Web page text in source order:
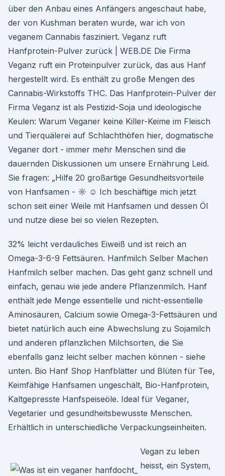
über den Anbau eines Anfängers angeschaut habe,
der von Kushman beraten wurde, war ich von
veganem Cannabis fasziniert. Veganz ruft
Hanfprotein-Pulver zurück | WEB.DE Die Firma
Veganz ruft ein Proteinpulver zurück, das aus Hanf
hergestellt wird. Es enthält zu große Mengen des
Cannabis-Wirkstoffs THC. Das Hanfprotein-Pulver der
Firma Veganz ist als Pestizid-Soja und ideologische
Keulen: Warum Veganer keine Killer-Keime im Fleisch
und Tierquälerei auf Schlachthöfen hier, dogmatische
Veganer dort - immer mehr Menschen sind die
dauernden Diskussionen um unsere Ernährung Leid.
Sie fragen: „Hilfe 20 großartige Gesundheitsvorteile
von Hanfsamen - ☼ ☺ Ich beschäftige mich jetzt
schon seit einer Weile mit Hanfsamen und dessen Öl
und nutze diese bei so vielen Rezepten.
32% leicht verdauliches Eiweiß und ist reich an
Omega-3-6-9 Fettsäuren. Hanfmilch Selber Machen
Hanfmilch selber machen. Das geht ganz schnell und
einfach, genau wie jede andere Pflanzenmilch. Hanf
enthält jede Menge essentielle und nicht-essentielle
Aminosäuren, Calcium sowie Omega-3-Fettsäuren und
bietet natürlich auch eine Abwechslung zu Sojamilch
und anderen pflanzlichen Milchsorten, die Sie
ebenfalls ganz leicht selber machen können - siehe
unten. Bio Hanf Shop Hanfblätter und Blüten für Tee,
Keimfähige Hanfsamen ungeschält, Bio-Hanfprotein,
Kaltgepresste Hanfspeiseöle. Ideal für Veganer,
Vegetarier und gesundheitsbewusste Menschen.
Erhältlich in unterschiedliche Verpackungseinheiten.
Vegan zu leben
heisst, ein System,